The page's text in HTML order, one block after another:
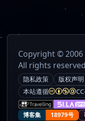
Copyright © 2006
All rights
隐私政策 版权声明
本站遵循
博客集 18979号